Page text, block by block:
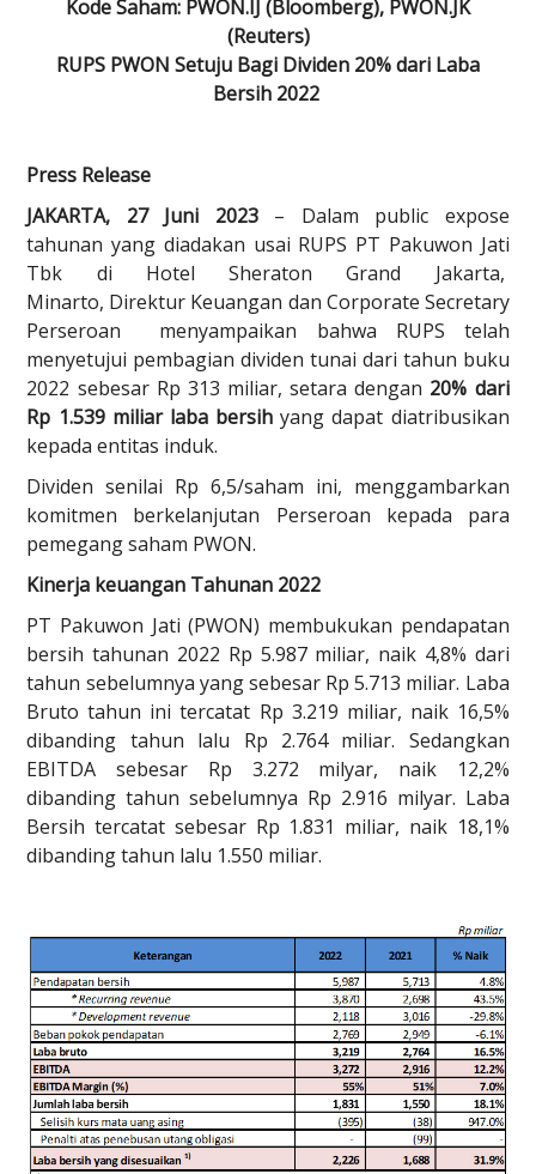
Kode Saham: PWON.IJ (Bloomberg), PWON.JK
(Reuters)
RUPS PWON Setuju Bagi Dividen 20% dari Laba
Bersih 2022
Press Release
JAKARTA, 27 Juni 2023– Dalam public expose
tahunan yang diadakan usai RUPS PT Pakuwon Jati
Tbk di Hotel Sheraton Grand Jakarta,
Minarto, Direktur Keuangan dan Corporate Secretary
Perseroan menyampaikan bahwa RUPS telah
menyetujui pembagian dividen tunai dari tahun buku
2022 sebesar Rp 313 miliar, setara dengan 20% dari
Rp 1.539 miliar laba bersih yang dapat diatribusikan
kepada entitas induk.
Dividen senilai Rp 6,5/saham ini, menggambarkan
komitmen berkelanjutan Perseroan kepada para
pemegang saham PWON.
Kinerja keuangan Tahunan 2022
PT Pakuwon Jati (PWON) membukukan pendapatan
bersih tahunan 2022 Rp 5.987 miliar, naik 4,8% dari
tahun sebelumnya yang sebesar Rp 5.713 miliar. Laba
Bruto tahun ini tercatat Rp 3.219 miliar, naik 16,5%
dibanding tahun lalu Rp 2.764 miliar. Sedangkan
EBITDA sebesar Rp 3.272 milyar, naik 12,2%
dibanding tahun sebelumnya Rp 2.916 milyar. Laba
Bersih tercatat sebesar Rp 1.831 miliar, naik 18,1%
dibanding tahun lalu 1.550 miliar.